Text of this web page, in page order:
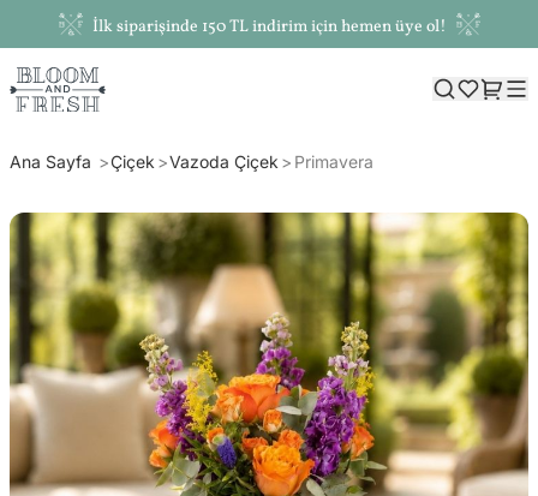
İlk siparişinde 150 TL indirim için hemen üye ol!
Ana Sayfa Çiçek Vazoda Çiçek Primavera